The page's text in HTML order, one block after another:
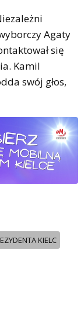
Agaty
się
Kamil
swój głos,
KIELC